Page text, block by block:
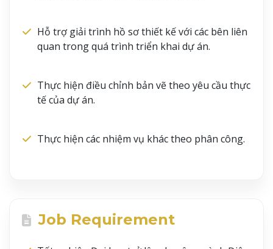
Hỗ trợ giải trình hồ sơ thiết kế với các bên liên
quan trong quá trình triển khai dự án.
Thực hiện điều chỉnh bản vẽ theo yêu cầu thực
tế của dự án.
Thực hiện các nhiệm vụ khác theo phân công.
Job Requirement